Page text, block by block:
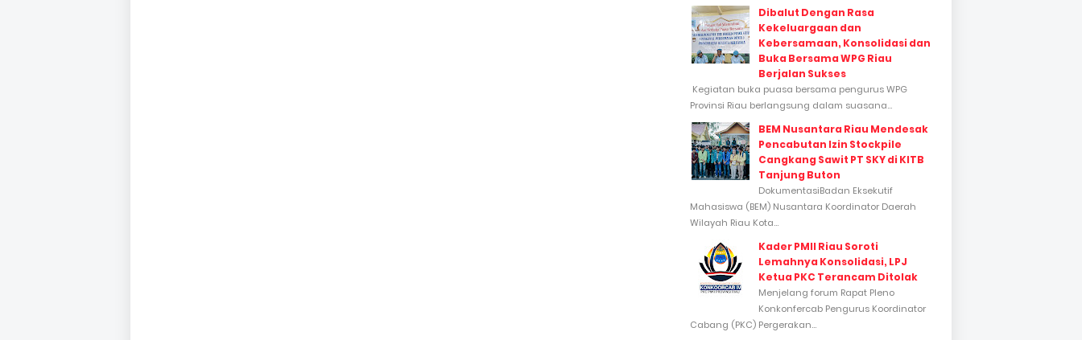
Dibalut Dengan Rasa
Kekeluargaan dan
Kebersamaan, Konsolidasi dan
Buka Bersama WPG Riau
Berjalan Sukses
Kegiatan buka puasa bersama pengurus WPG
Provinsi Riau berlangsung dalam suasana...
BEM Nusantara Riau Mendesak
Pencabutan Izin Stockpile
Cangkang Sawit PT SKY di KITB
Tanjung Buton
DokumentasiBadan Eksekutif
Mahasiswa (BEM) Nusantara Koordinator Daerah
Wilayah Riau Kota...
Kader PMII Riau Soroti
Lemahnya Konsolidasi, LPJ
Ketua PKC Terancam Ditolak
Menjelang forum Rapat Pleno
Konkonfercab Pengurus Koordinator
Cabang (PKC) Pergerakan...